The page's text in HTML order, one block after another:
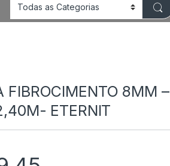
FIBROCIMENTO 8MM –
ETERNIT